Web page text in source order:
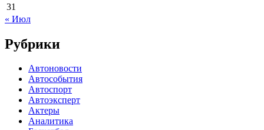
31
« Июл
Рубрики
Автоновости
Автособытия
Автоспорт
Автоэксперт
Актеры
Аналитика